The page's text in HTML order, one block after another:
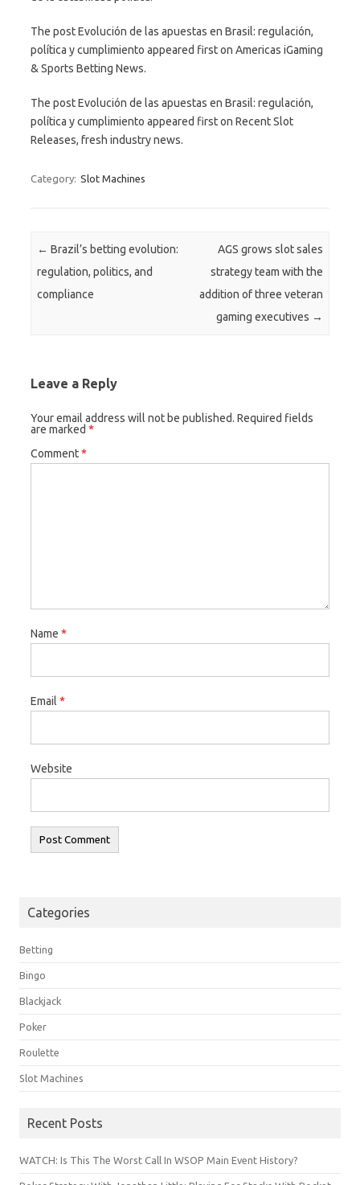
The post Evolución de las apuestas en Brasil: regulación,
política y cumplimiento appeared first on Americas iGaming
& Sports Betting News.
The post Evolución de las apuestas en Brasil: regulación,
política y cumplimiento appeared first on Recent Slot
Releases, fresh industry news.
Category: Slot Machines
Post navigation
← Brazil’s betting evolution:
regulation, politics, and
compliance
AGS grows slot sales
strategy team with the
addition of three veteran
gaming executives →
Leave a Reply
Your email address will not be published. Required fields
are marked *
Comment*
Name *
Email *
Website
Categories
Betting
Bingo
Blackjack
Poker
Roulette
Slot Machines
Recent Posts
WATCH: Is This The Worst Call In WSOP Main Event History?